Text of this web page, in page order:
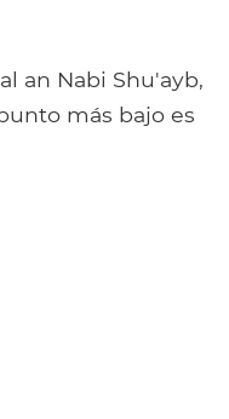
an Nabi Shu'ayb,
más bajo es